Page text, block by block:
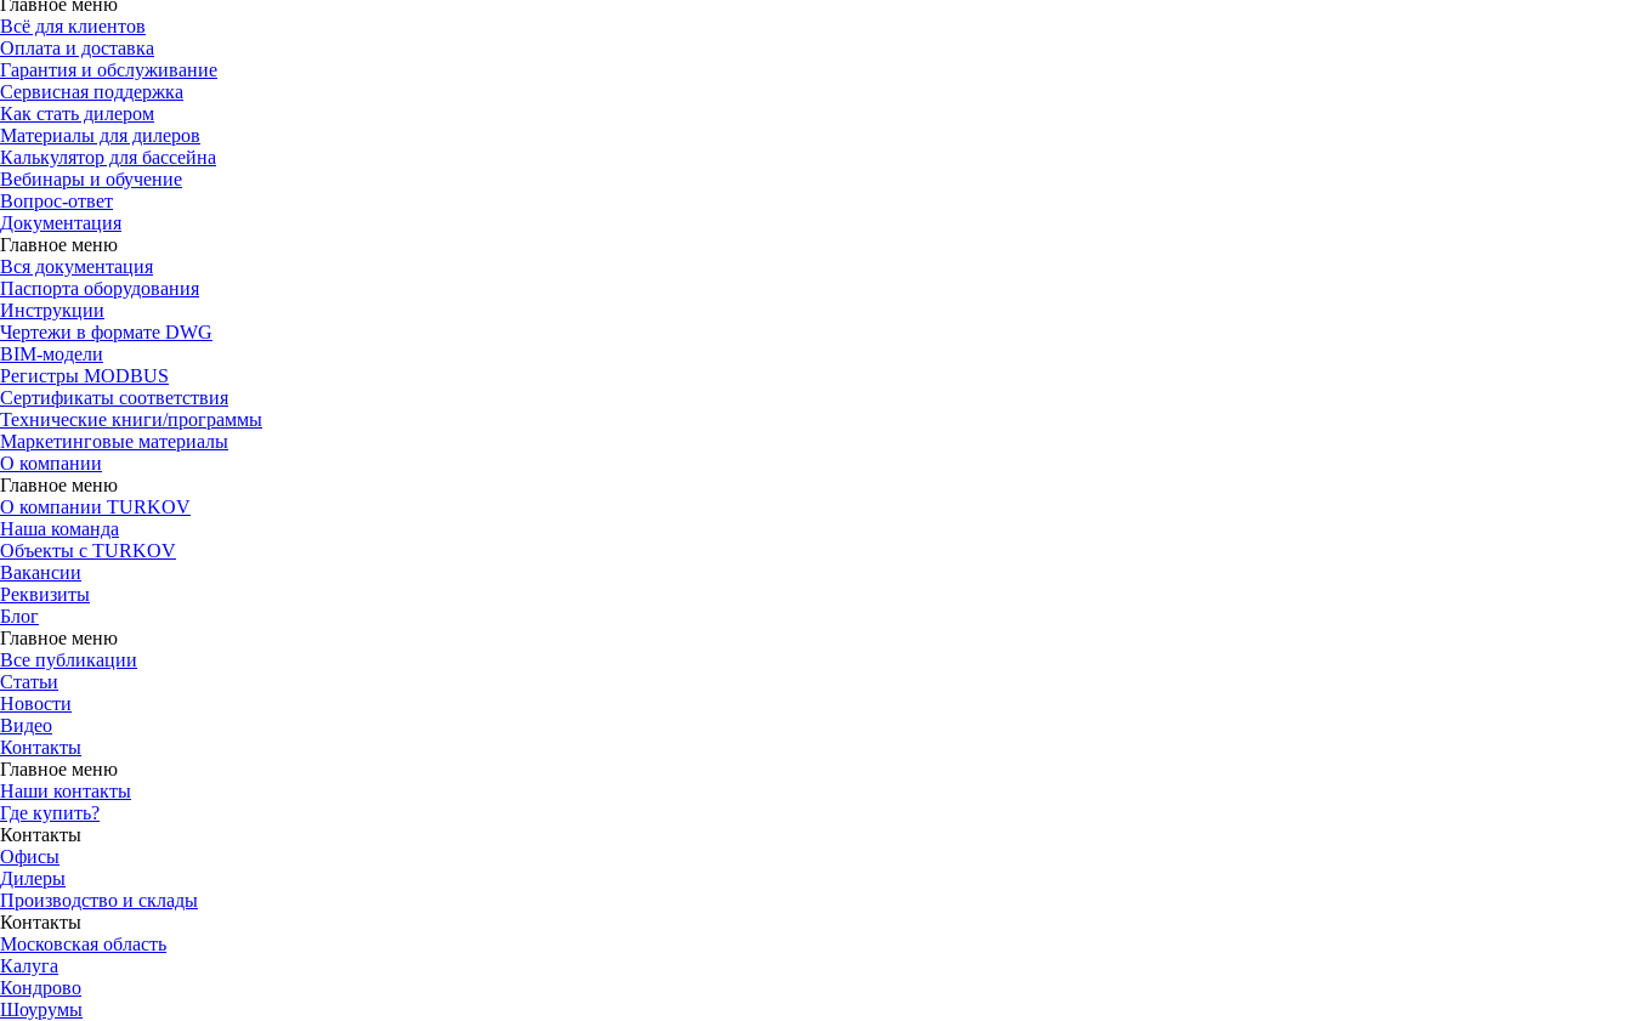
Главное меню
Всё для клиентов
Оплата и доставка
Гарантия и обслуживание
Сервисная поддержка
Как стать дилером
Материалы для дилеров
Калькулятор для бассейна
Вебинары и обучение
Вопрос-ответ
Документация
Главное меню
Вся документация
Паспорта оборудования
Инструкции
Чертежи в формате DWG
BIM-модели
Регистры MODBUS
Сертификаты соответствия
Технические книги/программы
Маркетинговые материалы
О компании
Главное меню
О компании TURKOV
Наша команда
Объекты с TURKOV
Вакансии
Реквизиты
Блог
Главное меню
Все публикации
Статьи
Новости
Видео
Контакты
Главное меню
Наши контакты
Где купить?
Контакты
Офисы
Дилеры
Производство и склады
Контакты
Московская область
Калуга
Кондрово
Шоурумы